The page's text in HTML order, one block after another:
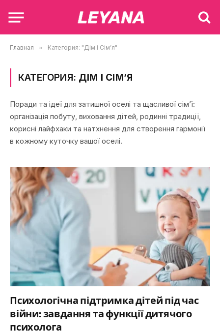
Главная » Категория: "Дім і Сім’я"
КАТЕГОРИЯ: ДІМ І СІМ’Я
Поради та ідеї для затишної оселі та щасливої сім’ї:
організація побуту, виховання дітей, родинні традиції,
корисні лайфхаки та натхнення для створення гармонії
в кожному куточку вашої оселі.
Психологічна підтримка дітей під час
війни: завдання та функції дитячого
психолога